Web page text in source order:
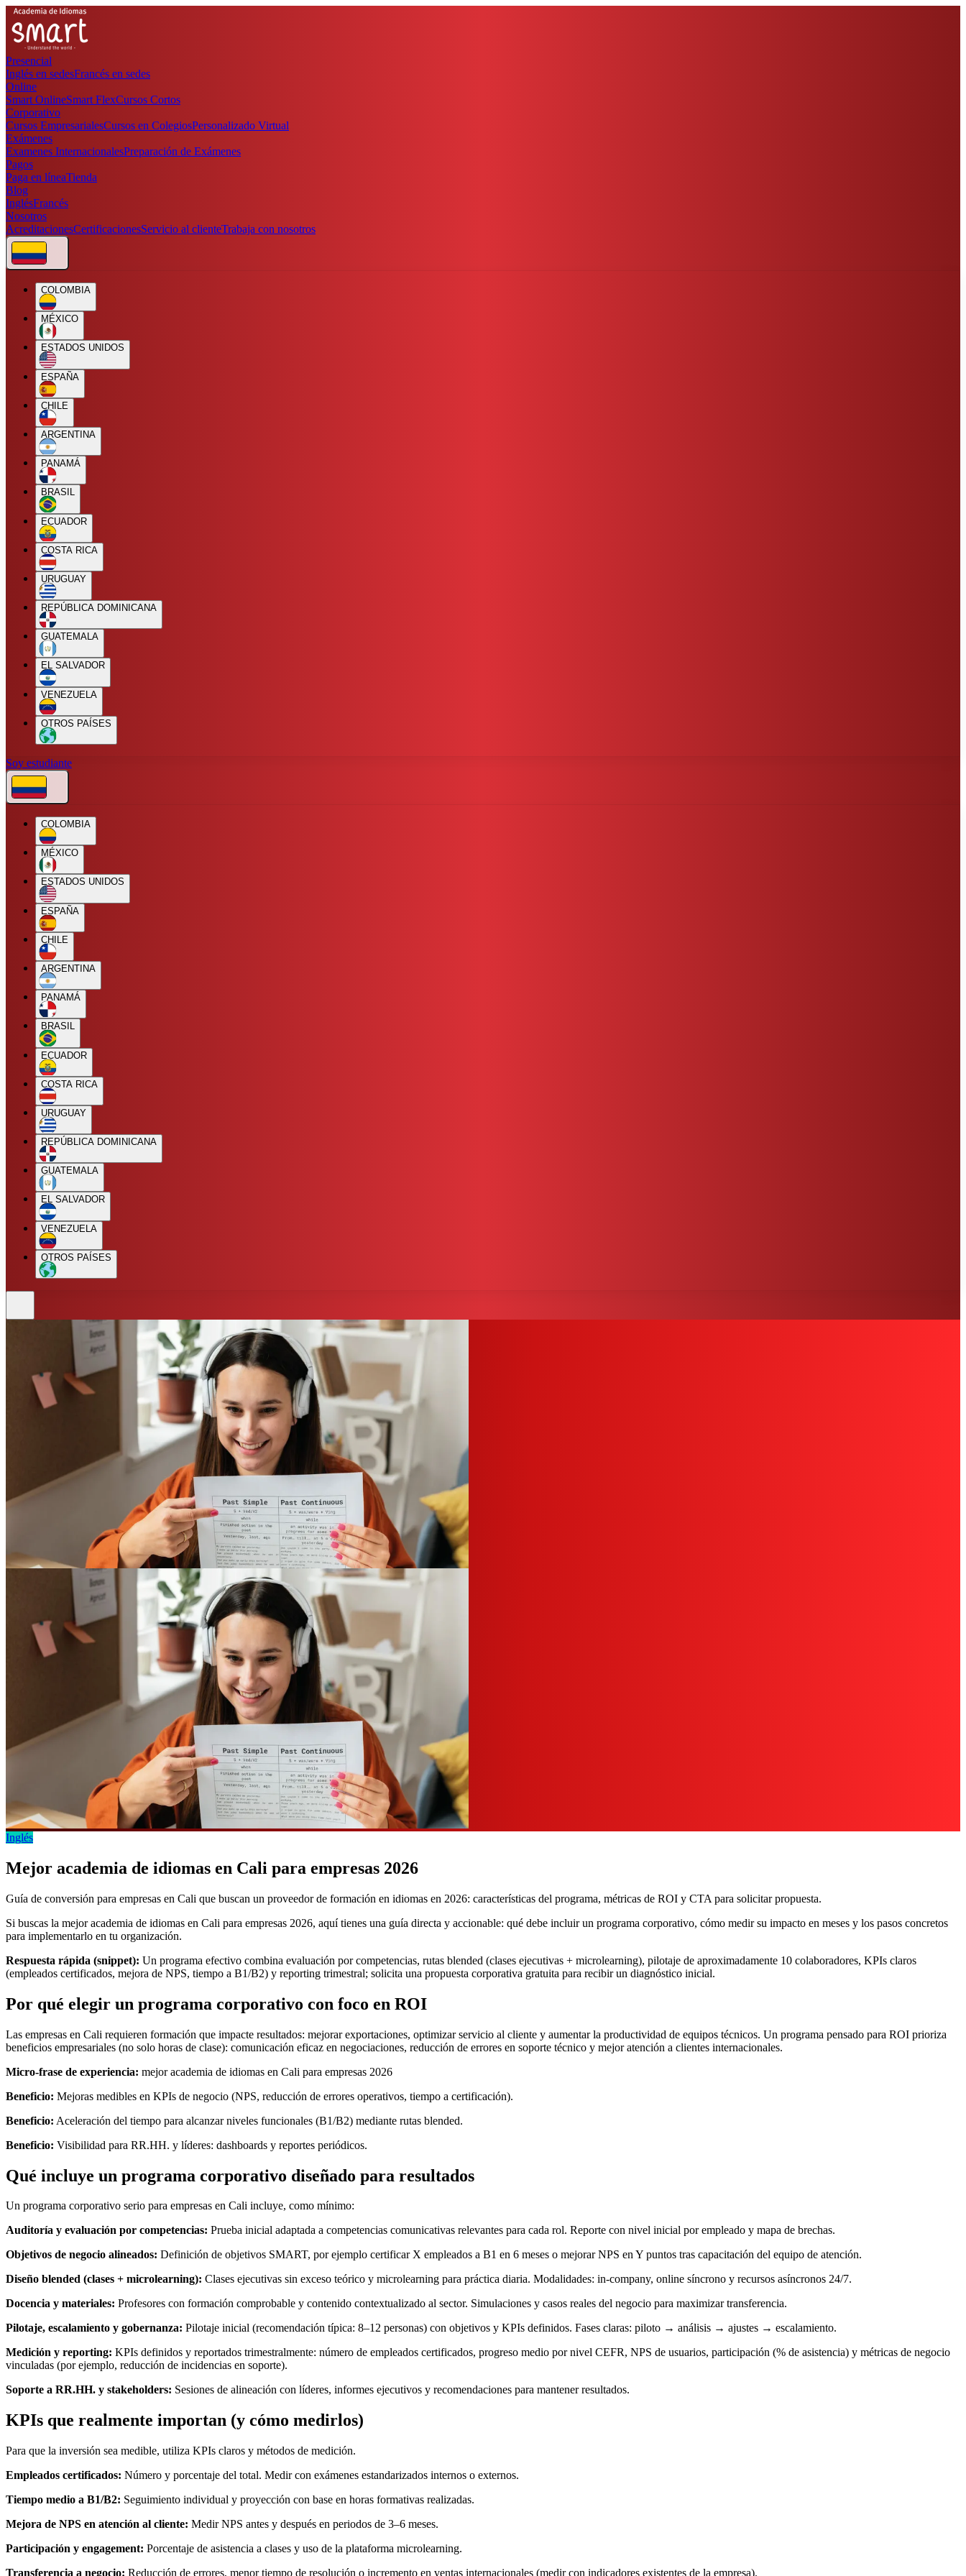
Presencial
Inglés en sedesFrancés en sedes
Online
Smart OnlineSmart FlexCursos Cortos
Corporativo
Cursos EmpresarialesCursos en ColegiosPersonalizado Virtual
Exámenes
Examenes InternacionalesPreparación de Exámenes
Pagos
Paga en líneaTienda
Blog
InglésFrancés
Nosotros
AcreditacionesCertificacionesServicio al clienteTrabaja con nosotros
COLOMBIA
MÉXICO
ESTADOS UNIDOS
ESPAÑA
CHILE
ARGENTINA
PANAMÁ
BRASIL
ECUADOR
COSTA RICA
URUGUAY
REPÚBLICA DOMINICANA
GUATEMALA
EL SALVADOR
VENEZUELA
OTROS PAÍSES
Soy estudiante
COLOMBIA
MÉXICO
ESTADOS UNIDOS
ESPAÑA
CHILE
ARGENTINA
PANAMÁ
BRASIL
ECUADOR
COSTA RICA
URUGUAY
REPÚBLICA DOMINICANA
GUATEMALA
EL SALVADOR
VENEZUELA
OTROS PAÍSES
Inglés
Mejor academia de idiomas en Cali para empresas 2026
Guía de conversión para empresas en Cali que buscan un proveedor de formación en idiomas en 2026: características del programa, métricas de ROI y CTA para solicitar propuesta.
Si buscas la mejor academia de idiomas en Cali para empresas 2026, aquí tienes una guía directa y accionable: qué debe incluir un programa corporativo, cómo medir su impacto en meses y los pasos concretos
para implementarlo en tu organización.
Respuesta rápida (snippet): Un programa efectivo combina evaluación por competencias, rutas blended (clases ejecutivas + microlearning), pilotaje de aproximadamente 10 colaboradores, KPIs claros
(empleados certificados, mejora de NPS, tiempo a B1/B2) y reporting trimestral; solicita una propuesta corporativa gratuita para recibir un diagnóstico inicial.
Por qué elegir un programa corporativo con foco en ROI
Las empresas en Cali requieren formación que impacte resultados: mejorar exportaciones, optimizar servicio al cliente y aumentar la productividad de equipos técnicos. Un programa pensado para ROI prioriza
beneficios empresariales (no solo horas de clase): comunicación eficaz en negociaciones, reducción de errores en soporte técnico y mejor atención a clientes internacionales.
Micro-frase de experiencia: mejor academia de idiomas en Cali para empresas 2026
Beneficio: Mejoras medibles en KPIs de negocio (NPS, reducción de errores operativos, tiempo a certificación).
Beneficio: Aceleración del tiempo para alcanzar niveles funcionales (B1/B2) mediante rutas blended.
Beneficio: Visibilidad para RR.HH. y líderes: dashboards y reportes periódicos.
Qué incluye un programa corporativo diseñado para resultados
Un programa corporativo serio para empresas en Cali incluye, como mínimo:
Auditoría y evaluación por competencias: Prueba inicial adaptada a competencias comunicativas relevantes para cada rol. Reporte con nivel inicial por empleado y mapa de brechas.
Objetivos de negocio alineados: Definición de objetivos SMART, por ejemplo certificar X empleados a B1 en 6 meses o mejorar NPS en Y puntos tras capacitación del equipo de atención.
Diseño blended (clases + microlearning): Clases ejecutivas sin exceso teórico y microlearning para práctica diaria. Modalidades: in-company, online síncrono y recursos asíncronos 24/7.
Docencia y materiales: Profesores con formación comprobable y contenido contextualizado al sector. Simulaciones y casos reales del negocio para maximizar transferencia.
Pilotaje, escalamiento y gobernanza: Pilotaje inicial (recomendación típica: 8–12 personas) con objetivos y KPIs definidos. Fases claras: piloto → análisis → ajustes → escalamiento.
Medición y reporting: KPIs definidos y reportados trimestralmente: número de empleados certificados, progreso medio por nivel CEFR, NPS de usuarios, participación (% de asistencia) y métricas de negocio
vinculadas (por ejemplo, reducción de incidencias en soporte).
Soporte a RR.HH. y stakeholders: Sesiones de alineación con líderes, informes ejecutivos y recomendaciones para mantener resultados.
KPIs que realmente importan (y cómo medirlos)
Para que la inversión sea medible, utiliza KPIs claros y métodos de medición.
Empleados certificados: Número y porcentaje del total. Medir con exámenes estandarizados internos o externos.
Tiempo medio a B1/B2: Seguimiento individual y proyección con base en horas formativas realizadas.
Mejora de NPS en atención al cliente: Medir NPS antes y después en periodos de 3–6 meses.
Participación y engagement: Porcentaje de asistencia a clases y uso de la plataforma microlearning.
Transferencia a negocio: Reducción de errores, menor tiempo de resolución o incremento en ventas internacionales (medir con indicadores existentes de la empresa).